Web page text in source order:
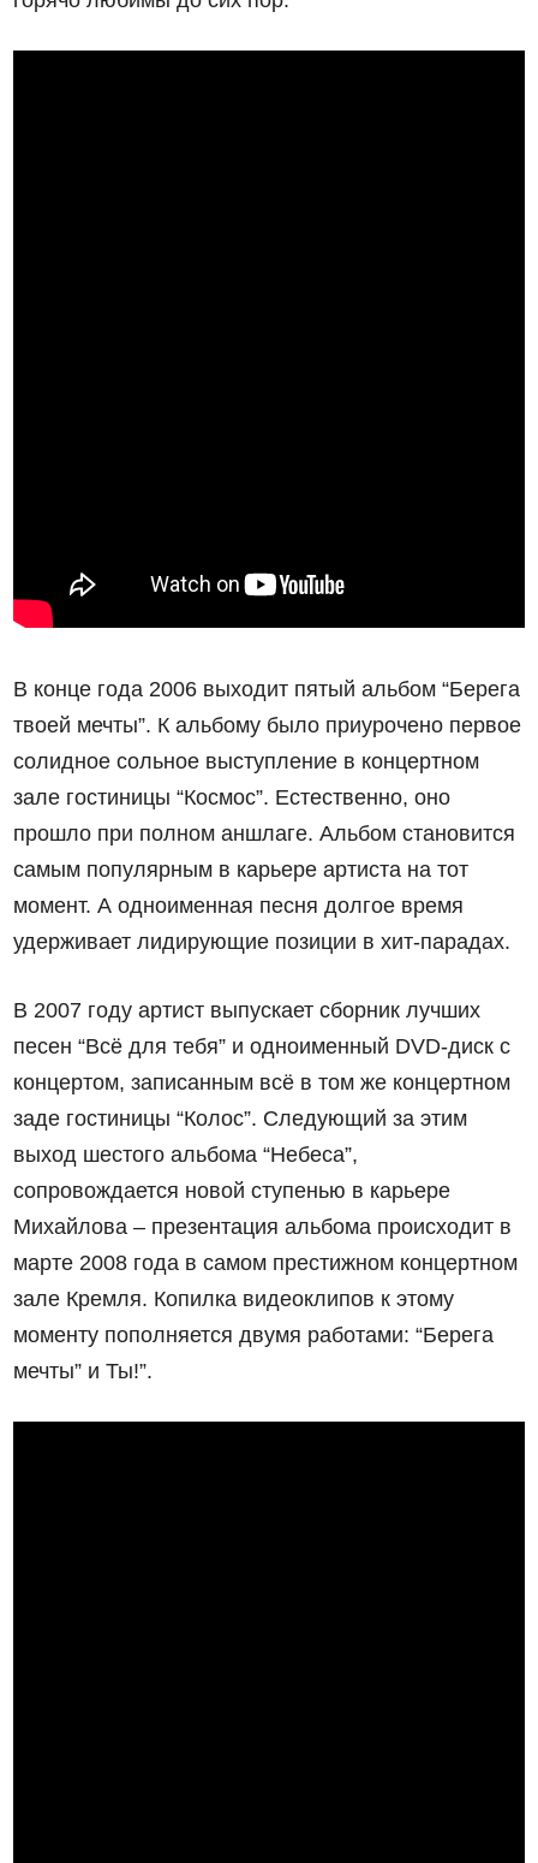
В конце года 2006 выходит пятый альбом “Берега
твоей мечты”. К альбому было приурочено первое
солидное сольное выступление в концертном
зале гостиницы “Космос”. Естественно, оно
прошло при полном аншлаге. Альбом становится
самым популярным в карьере артиста на тот
момент. А одноименная песня долгое время
удерживает лидирующие позиции в хит-парадах.
В 2007 году артист выпускает сборник лучших
песен “Всё для тебя” и одноименный DVD-диск с
концертом, записанным всё в том же концертном
заде гостиницы “Колос”. Следующий за этим
выход шестого альбома “Небеса”,
сопровождается новой ступенью в карьере
Михайлова – презентация альбома происходит в
марте 2008 года в самом престижном концертном
зале Кремля. Копилка видеоклипов к этому
моменту пополняется двумя работами: “Берега
мечты” и Ты!”.